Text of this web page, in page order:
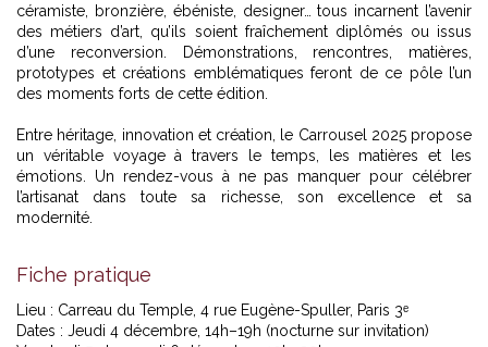
céramiste, bronzière, ébéniste, designer… tous incarnent l’avenir
des métiers d’art, qu’ils soient fraîchement diplômés ou issus
d’une reconversion. Démonstrations, rencontres, matières,
prototypes et créations emblématiques feront de ce pôle l’un
des moments forts de cette édition.
Entre héritage, innovation et création, le Carrousel 2025 propose
un véritable voyage à travers le temps, les matières et les
émotions. Un rendez-vous à ne pas manquer pour célébrer
l’artisanat dans toute sa richesse, son excellence et sa
modernité.
Fiche pratique
Lieu : Carreau du Temple, 4 rue Eugène-Spuller, Paris 3ᵉ
Dates : Jeudi 4 décembre, 14h–19h (nocturne sur invitation)